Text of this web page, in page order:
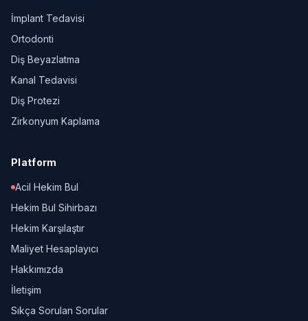
İmplant Tedavisi
Ortodonti
Diş Beyazlatma
Kanal Tedavisi
Diş Protezi
Zirkonyum Kaplama
Platform
Acil Hekim Bul
Hekim Bul Sihirbazı
Hekim Karşılaştır
Maliyet Hesaplayıcı
Hakkımızda
İletişim
Sıkça Sorulan Sorular